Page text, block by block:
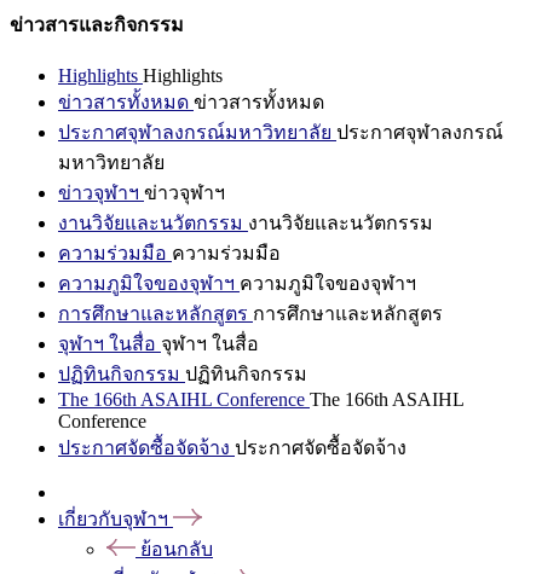
ข่าวสารและกิจกรรม
Highlights Highlights
ข่าวสารทั้งหมด ข่าวสารทั้งหมด
ประกาศจุฬาลงกรณ์มหาวิทยาลัย ประกาศจุฬาลงกรณ์
มหาวิทยาลัย
ข่าวจุฬาฯ ข่าวจุฬาฯ
งานวิจัยและนวัตกรรม งานวิจัยและนวัตกรรม
ความร่วมมือ ความร่วมมือ
ความภูมิใจของจุฬาฯ ความภูมิใจของจุฬาฯ
การศึกษาและหลักสูตร การศึกษาและหลักสูตร
จุฬาฯ ในสื่อ จุฬาฯ ในสื่อ
ปฏิทินกิจกรรม ปฏิทินกิจกรรม
The 166th ASAIHL Conference The 166th ASAIHL
Conference
ประกาศจัดซื้อจัดจ้าง ประกาศจัดซื้อจัดจ้าง
เกี่ยวกับจุฬาฯ
ย้อนกลับ